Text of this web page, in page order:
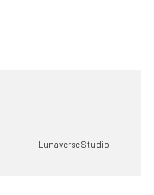
Lunaverse Studio